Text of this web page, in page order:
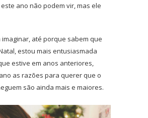
ano não podem vir, mas ele
imaginar, até porque sabem que
estou mais entusiasmada
estive em anos anteriores,
as razões para querer que o
são ainda mais e maiores.